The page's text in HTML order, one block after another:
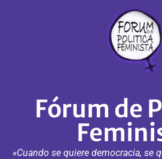
Fórum de
«Cuando se quiere democracia, se